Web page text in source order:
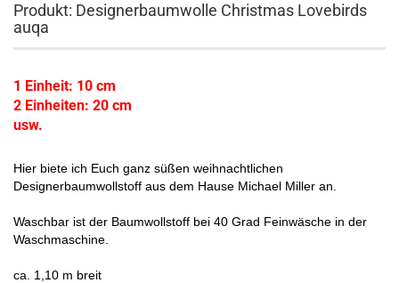
Produkt: Designerbaumwolle Christmas Lovebirds
auqa
1 Einheit: 10 cm
2 Einheiten: 20 cm
usw.
Hier biete ich Euch ganz süßen weihnachtlichen
Designerbaumwollstoff aus dem Hause Michael Miller an.
Waschbar ist der Baumwollstoff bei 40 Grad Feinwäsche in der
Waschmaschine.
ca. 1,10 m breit